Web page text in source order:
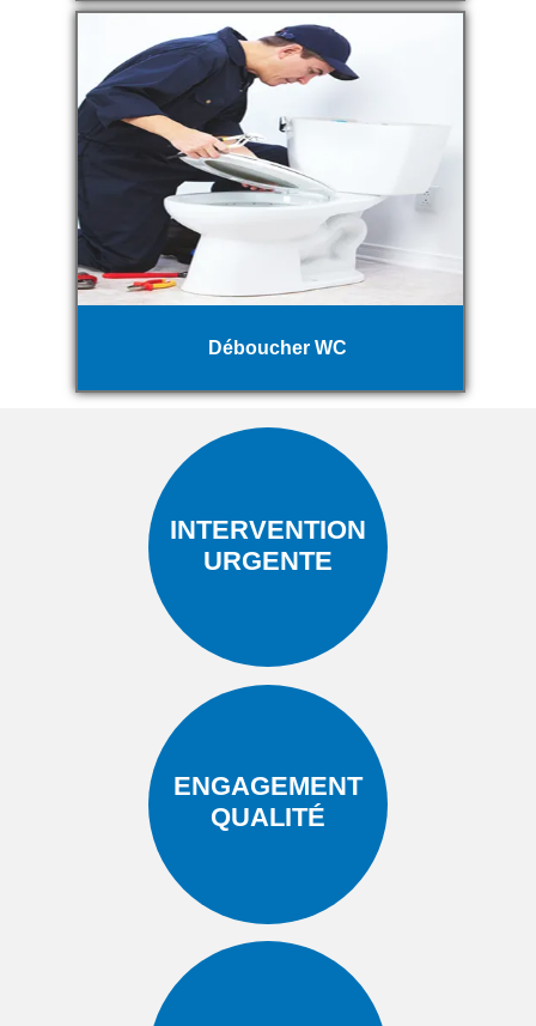
Déboucher WC
INTERVENTION
URGENTE
ENGAGEMENT
QUALITÉ